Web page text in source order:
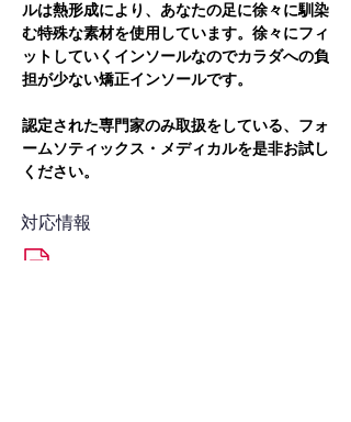
ルは熱形成により、あなたの足に徐々に馴染
む特殊な素材を使用しています。徐々にフィ
ットしていくインソールなのでカラダへの負
担が少ない矯正インソールです。
認定された専門家のみ取扱をしている、フォ
ームソティックス・メディカルを是非お試し
ください。
対応情報